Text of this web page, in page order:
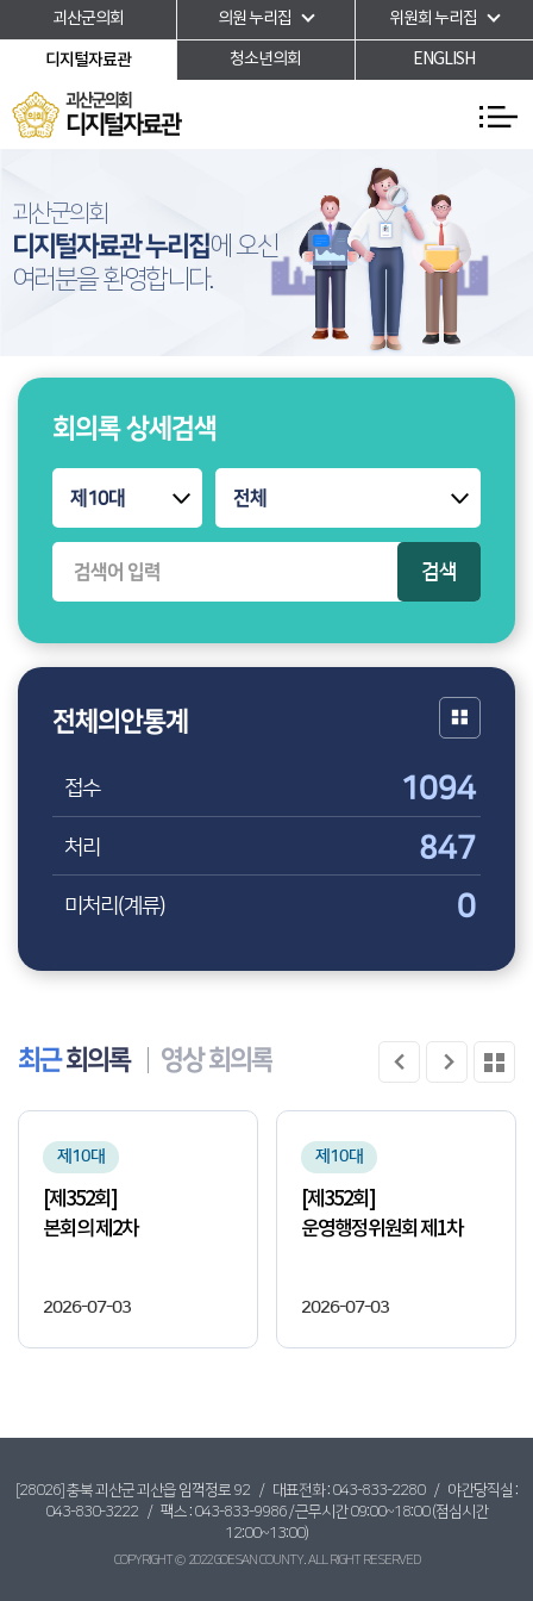
본문바로가기
괴산군의회 의원 누리집 위원회 누리집
디지털자료관 청소년의회 ENGLISH
괴산군의회
디지털자료관
괴산군의회
디지털자료관 누리집에 오신
여러분을 환영합니다.
회의록 상세검색
검색
전체의안통계
접수 1094
처리 847
미처리(계류) 0
최근회의록
제10대
[제352회]
본회의 제2차
2026-07-03
제10대
[제352회]
운영행정위원회 제1차
2026-07-03
영상회의록
[28026] 충북 괴산군 괴산읍 임꺽정로 92 / 대표전화 : 043-833-2280/ 야간당직실 :
043-830-3222 / 팩스 : 043-833-9986 / 근무시간 09:00~18:00 (점심시간
12:00~13:00)
COPYRIGHT © 2022 GOESAN COUNTY. ALL RIGHT RESERVED